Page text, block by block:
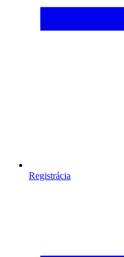
Registrácia